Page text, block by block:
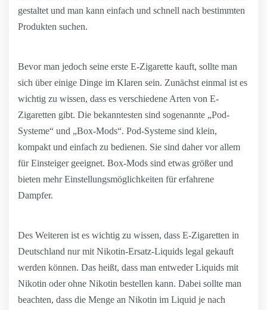
gestaltet und man kann einfach und schnell nach bestimmten
Produkten suchen.
Bevor man jedoch seine erste E-Zigarette kauft, sollte man
sich über einige Dinge im Klaren sein. Zunächst einmal ist es
wichtig zu wissen, dass es verschiedene Arten von E-
Zigaretten gibt. Die bekanntesten sind sogenannte „Pod-
Systeme“ und „Box-Mods“. Pod-Systeme sind klein,
kompakt und einfach zu bedienen. Sie sind daher vor allem
für Einsteiger geeignet. Box-Mods sind etwas größer und
bieten mehr Einstellungsmöglichkeiten für erfahrene
Dampfer.
Des Weiteren ist es wichtig zu wissen, dass E-Zigaretten in
Deutschland nur mit Nikotin-Ersatz-Liquids legal gekauft
werden können. Das heißt, dass man entweder Liquids mit
Nikotin oder ohne Nikotin bestellen kann. Dabei sollte man
beachten, dass die Menge an Nikotin im Liquid je nach